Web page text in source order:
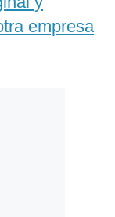
empresa